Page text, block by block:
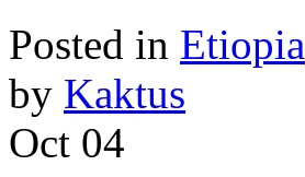
Posted in Etiopia
by Kaktus
Oct 04